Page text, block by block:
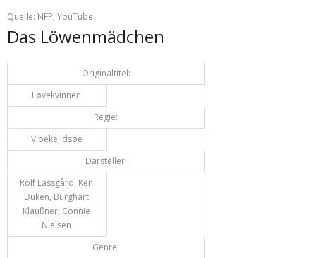
Quelle: NFP, YouTube
Das Löwenmädchen
Originaltitel:
Løvekvinnen
Regie:
Vibeke Idsøe
Darsteller:
Rolf Lassgård, Ken
Duken, Burghart
Klaußner, Connie
Nielsen
Genre: